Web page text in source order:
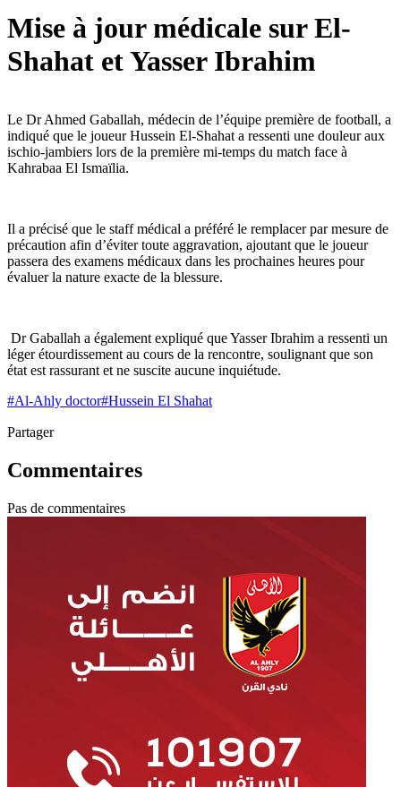
Mise à jour médicale sur El-
Shahat et Yasser Ibrahim
Le Dr Ahmed Gaballah, médecin de l’équipe première de football, a
indiqué que le joueur Hussein El-Shahat a ressenti une douleur aux
ischio-jambiers lors de la première mi-temps du match face à
Kahrabaa El Ismaïlia.
Il a précisé que le staff médical a préféré le remplacer par mesure de
précaution afin d’éviter toute aggravation, ajoutant que le joueur
passera des examens médicaux dans les prochaines heures pour
évaluer la nature exacte de la blessure.
Dr Gaballah a également expliqué que Yasser Ibrahim a ressenti un
léger étourdissement au cours de la rencontre, soulignant que son
état est rassurant et ne suscite aucune inquiétude.
#Al-Ahly doctor#Hussein El Shahat
Partager
Commentaires
Pas de commentaires